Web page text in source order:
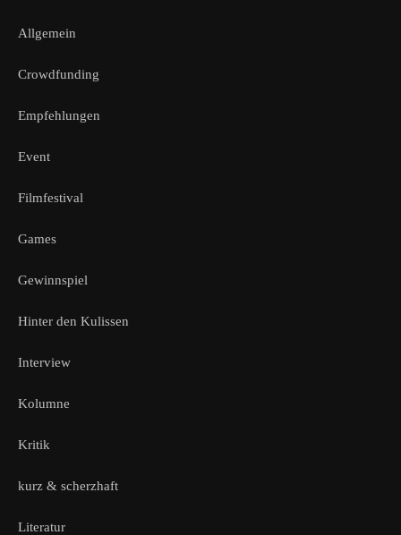
Allgemein
Crowdfunding
Empfehlungen
Event
Filmfestival
Games
Gewinnspiel
Hinter den Kulissen
Interview
Kolumne
Kritik
kurz & scherzhaft
Literatur